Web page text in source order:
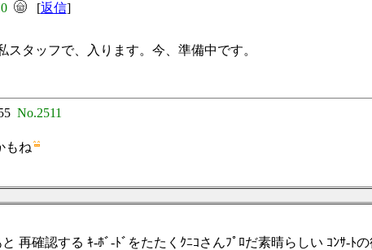
[返信]
タッフで、入ります。今、準備中です。
No.2511
もね
再確認する ｷ-ﾎﾞ-ﾄﾞをたたくｸﾆｺさんﾌﾟﾛだ素晴らしい ｺﾝｻ-ﾄ